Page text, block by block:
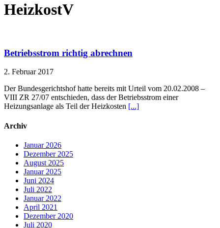
HeizkostV
Betriebsstrom richtig abrechnen
2. Februar 2017
Der Bundesgerichtshof hatte bereits mit Urteil vom 20.02.2008 –
VIII ZR 27/07 entschieden, dass der Betriebsstrom einer
Heizungsanlage als Teil der Heizkosten [...]
Archiv
Januar 2026
Dezember 2025
August 2025
Januar 2025
Juni 2024
Juli 2022
Januar 2022
April 2021
Dezember 2020
Juli 2020